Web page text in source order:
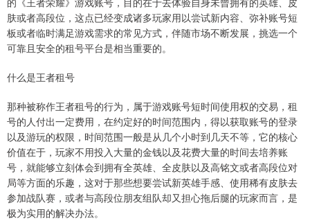
肤或者高段位，这点已经变成诸多玩家用以尝试新内容、弥补账号短
板或者临时满足游戏需求的常见方式，伴随市场不断发展，挑选一个
可靠且安全的租号平台是相当重要的。
什么是王者租号
那种被称作王者租号的行为，属于游戏账号短时间使用权的交易，租
号的人付出一定费用，在约定好的时间范围内，得以获取账号的登录
以及游玩的权限，时间范围一般是从几个小时到几天不等，它的核心
价值在于，玩家不用投入大量的金钱以及花费大量的时间去培养账
号，就能够立刻体会到拥有全英雄、全皮肤以及高铭文或者高段位对
局等方面的乐趣，这对于那些想要尝试新英雄手感、使用稀有皮肤去
参加战队赛，或者与高段位朋友组队却又担心拖后腿的玩家而言，是
极为实用的解决办法。